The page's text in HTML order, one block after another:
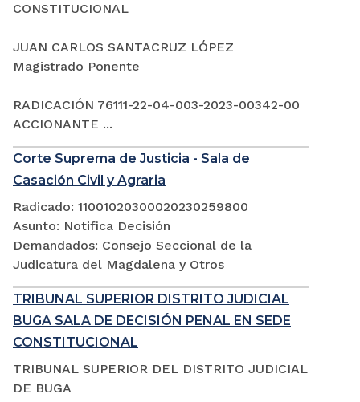
CONSTITUCIONAL
JUAN CARLOS SANTACRUZ LÓPEZ
Magistrado Ponente
RADICACIÓN 76111-22-04-003-2023-00342-00
ACCIONANTE ...
Corte Suprema de Justicia - Sala de
Casación Civil y Agraria
Radicado: 11001020300020230259800
Asunto: Notifica Decisión
Demandados: Consejo Seccional de la
Judicatura del Magdalena y Otros
TRIBUNAL SUPERIOR DISTRITO JUDICIAL
BUGA SALA DE DECISIÓN PENAL EN SEDE
CONSTITUCIONAL
TRIBUNAL SUPERIOR DEL DISTRITO JUDICIAL
DE BUGA